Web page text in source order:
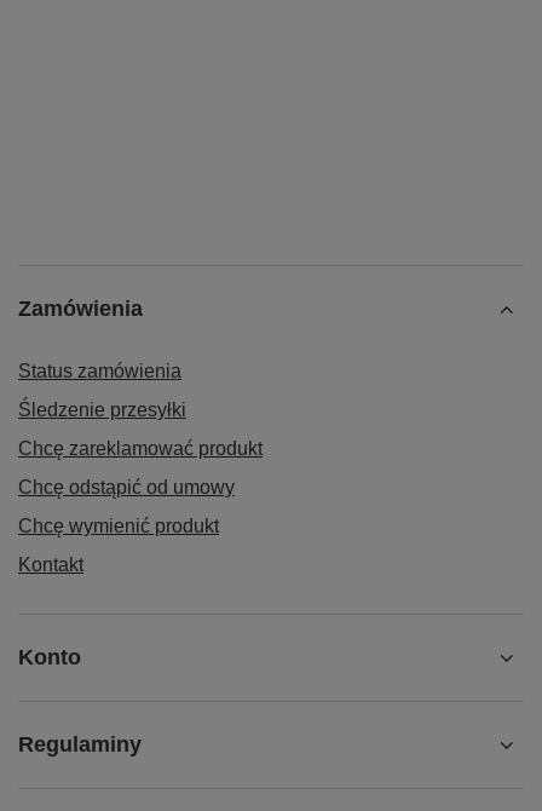
Zamówienia
Status zamówienia
Śledzenie przesyłki
Chcę zareklamować produkt
Chcę odstąpić od umowy
Chcę wymienić produkt
Kontakt
Konto
Regulaminy